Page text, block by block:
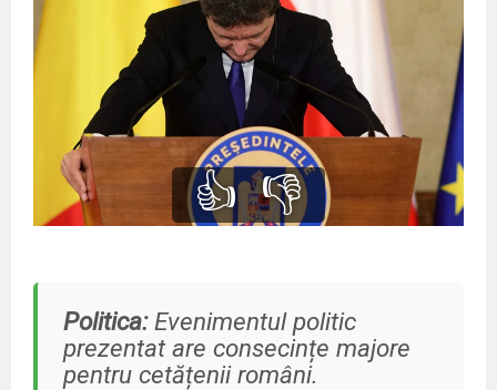
👍 👎
Politica:Evenimentul politic
prezentat are consecințe majore
pentru cetățenii români.